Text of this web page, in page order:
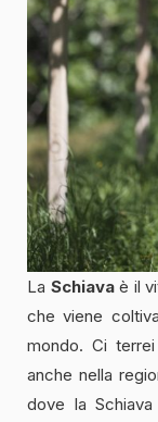
La Schiavaè il
che viene
mondo. Ci
anche nella
dove la